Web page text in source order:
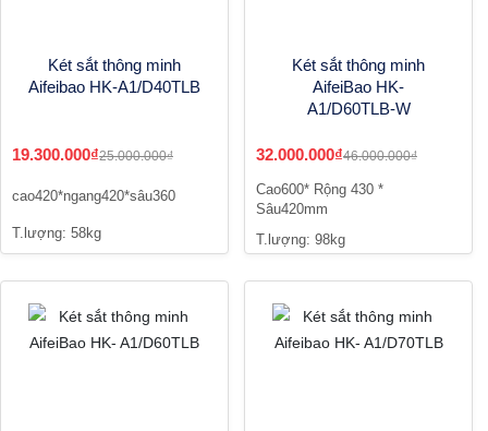
Két sắt thông minh
Aifeibao HK-A1/D40TLB
19.300.000₫25.000.000₫
cao420*ngang420*sâu360
T.lượng: 58kg
Két sắt thông minh
AifeiBao HK-
A1/D60TLB-W
32.000.000₫46.000.000₫
Cao600* Rộng 430 *
Sâu420mm
T.lượng: 98kg